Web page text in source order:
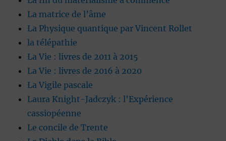
La matrice de l’âme
La Physique quantique par Vincent Rollet
la télépathie
La Vie : livres de 2011 à 2015
La Vie : livres de 2016 à 2020
La Vigile pascale
Laura Knight-Jadczyk : l’Expérience
cassiopéenne
Le concile de Trente